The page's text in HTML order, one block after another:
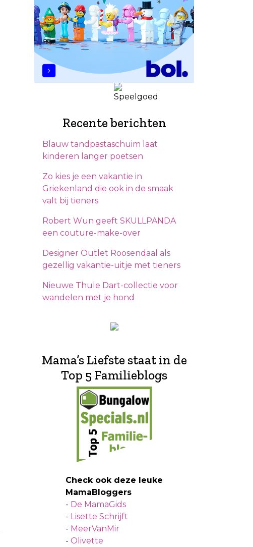
Recente berichten
Blauw tandpastaschuim laat
kinderen langer poetsen
Zo kies je een vakantie in
Griekenland die ook in de smaak
valt bij tieners
Robert Wun geeft SKULLPANDA
een couture-make-over
Designer Outlet Roosendaal als
gezellig vakantie-uitje met tieners
Nieuwe Thule Dart-collectie voor
wandelen met je hond
Mama’s Liefste staat in de
Top 5 Familieblogs
Check ook deze leuke
MamaBloggers
- De MamaGids
- Lisette Schrijft
- MeerVanMir
- Olivette